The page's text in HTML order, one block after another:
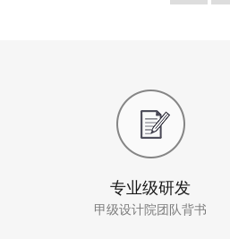
专业级研发
甲级设计院团队背书